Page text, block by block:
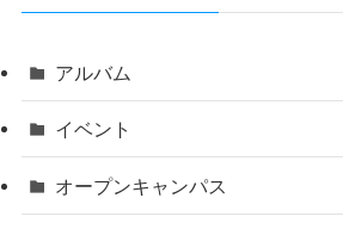
アルバム
イベント
オープンキャンパス